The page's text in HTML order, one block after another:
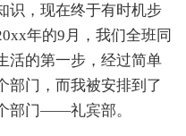
，现在终于有时机步
年的9月，我们全班同
活的第一步，经过简单
部门，而我被安排到了
部门——礼宾部。